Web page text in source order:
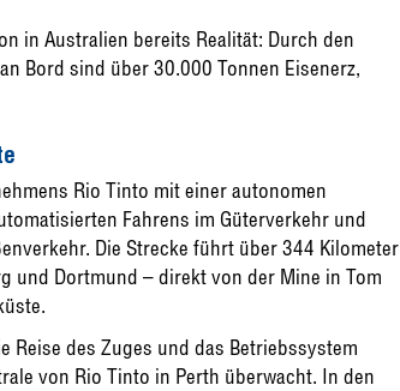
in Australien bereits Realität: Durch den
Bord sind über 30.000 Tonnen Eisenerz,
Rio Tinto mit einer autonomen
Fahrens im Güterverkehr und
Die Strecke führt über 344 Kilometer
und Dortmund – direkt von der Mine in Tom
des Zuges und das Betriebssystem
von Rio Tinto in Perth überwacht. In den